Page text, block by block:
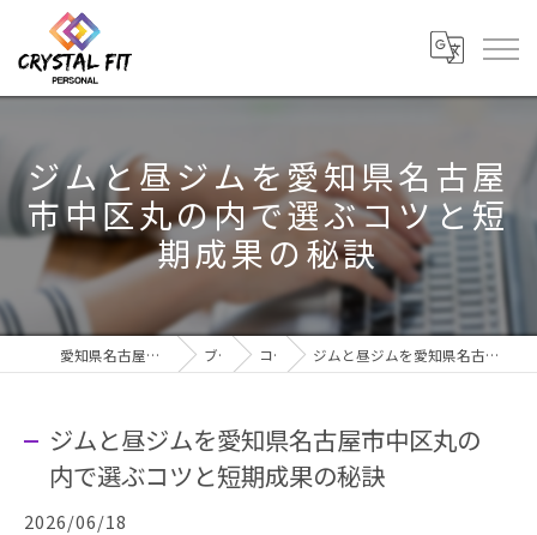
ジムと昼ジムを愛知県名古屋
市中区丸の内で選ぶコツと短
期成果の秘訣
愛知県名古屋市のジムならCRYSTAL Fit ブログ コラム ジムと昼ジムを愛知県名古屋市中区丸の内で選ぶコツと短期成果の秘訣
ジムと昼ジムを愛知県名古屋市中区丸の
内で選ぶコツと短期成果の秘訣
2026/06/18